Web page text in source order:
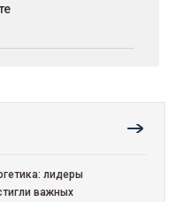
лидеры
важных